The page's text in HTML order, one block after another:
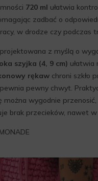
720 ml ułatwia
zadbać o
w drodze czy podczas
z myślą o
szyjka (4, 9 cm) ułatwia
rękaw chroni szkło
pewny chwyt.
można wygodnie
brak przecieków, nawet